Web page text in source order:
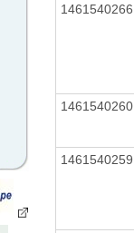
1461540266
1461540260
1461540259